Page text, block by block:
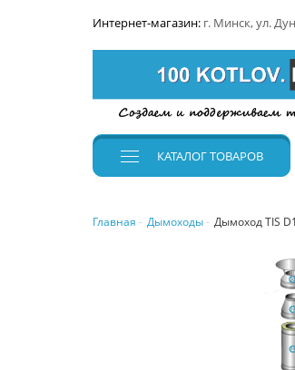
Интернет-магазин: г. Минск, ул.
КАТАЛОГТОВАРОВ
Главная Дымоходы Дымоход TIS